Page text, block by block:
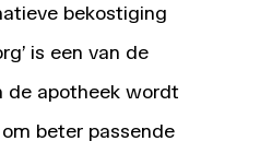
bekostiging
is een van de
de apotheek wordt
beter passende